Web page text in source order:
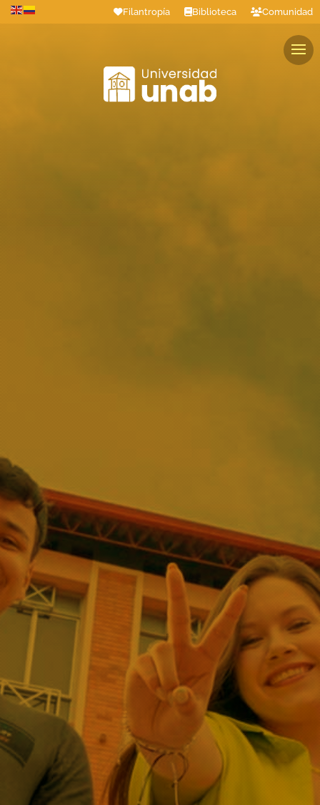
Filantropía Biblioteca Comunidad
Estudiantes Profesores Colaboradores Graduados